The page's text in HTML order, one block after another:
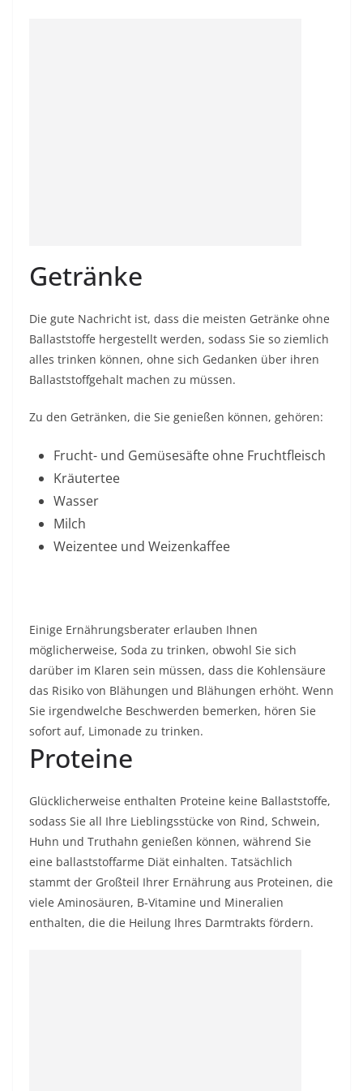
Getränke
Die gute Nachricht ist, dass die meisten Getränke ohne
Ballaststoffe hergestellt werden, sodass Sie so ziemlich
alles trinken können, ohne sich Gedanken über ihren
Ballaststoffgehalt machen zu müssen.
Zu den Getränken, die Sie genießen können, gehören:
Frucht- und Gemüsesäfte ohne Fruchtfleisch
Kräutertee
Wasser
Milch
Weizentee und Weizenkaffee
Einige Ernährungsberater erlauben Ihnen
möglicherweise, Soda zu trinken, obwohl Sie sich
darüber im Klaren sein müssen, dass die Kohlensäure
das Risiko von Blähungen und Blähungen erhöht. Wenn
Sie irgendwelche Beschwerden bemerken, hören Sie
sofort auf, Limonade zu trinken.
Proteine
Glücklicherweise enthalten Proteine ​​keine Ballaststoffe,
sodass Sie all Ihre Lieblingsstücke von Rind, Schwein,
Huhn und Truthahn genießen können, während Sie
eine ballaststoffarme Diät einhalten. Tatsächlich
stammt der Großteil Ihrer Ernährung aus Proteinen, die
viele Aminosäuren, B-Vitamine und Mineralien
enthalten, die die Heilung Ihres Darmtrakts fördern.